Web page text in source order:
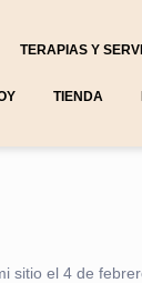
TERAPIAS Y
TIENDA
sitio el 4 de